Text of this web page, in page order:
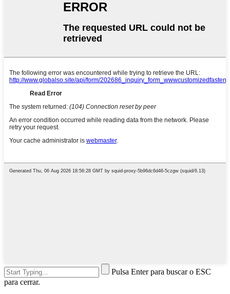
Pulsa Enter para buscar o ESC
para cerrar.